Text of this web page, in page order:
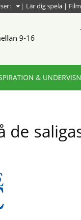
| Lär dig spela |
9-16
&
de